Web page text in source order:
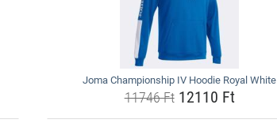
Joma Championship IV Hoodie Royal White
11746 Ft12110 Ft